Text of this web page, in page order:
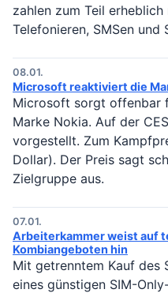
zahlen zum Teil
Telefonieren, SMSen und
08.01.
Microsoft reaktiviert die
Microsoft sorgt offenbar
Marke Nokia. Auf der
vorgestellt. Zum
Dollar). Der Preis sagt
Zielgruppe aus.
07.01.
Arbeiterkammer weist auf
Kombiangeboten hin
Mit getrenntem Kauf des
eines günstigen SIM-